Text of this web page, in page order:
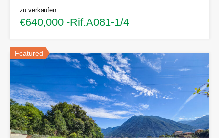
zu verkaufen
€640,000 -Rif.A081-1/4
Featured